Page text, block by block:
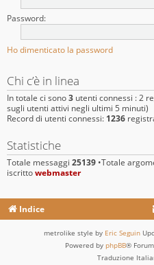
Password:
Ho dimenticato la password
Chi c’è in linea
In totale ci sono3 utenti connessi : 2
sugli utenti attivi negli ultimi 5 minuti)
Record di utenti connessi: 1236
Statistiche
Totale messaggi 25139 •Totale
iscrittowebmaster
Indice
metrolike style by Eric Seguin
Powered by phpBB®
Traduzione